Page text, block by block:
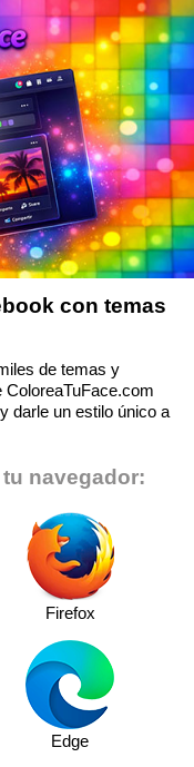
con temas
de temas y
darle un estilo único a
navegador:
Firefox
Edge